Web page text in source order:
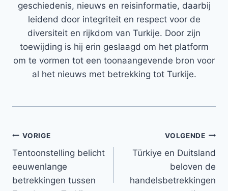
geschiedenis, nieuws en reisinformatie, daarbij
leidend door integriteit en respect voor de
diversiteit en rijkdom van Turkije. Door zijn
toewijding is hij erin geslaagd om het platform
om te vormen tot een toonaangevende bron voor
al het nieuws met betrekking tot Turkije.
Bericht
navigatie
VORIGE
Tentoonstelling belicht
eeuwenlange
betrekkingen tussen
VOLGENDE
Türkiye en Duitsland
beloven de
handelsbetrekkingen